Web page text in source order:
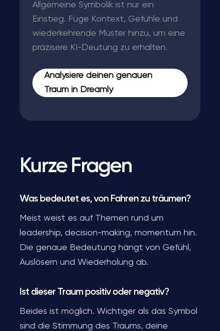
Allgemeine Symbolik ist nur ein
Einstieg. Füge Kontext, Gefühle und
wiederkehrende Muster hinzu, um eine
präzisere KI-Deutung zu erhalten.
Analysiere deinen genauen
Traum in Dreamly
Kurze Fragen
Was bedeutet es, von Fahren zu träumen?
Meist weist es auf Themen rund um
leadership, decision-making, momentum hin.
Die genaue Bedeutung hängt von Gefühl,
Auslösern und Wiederholung ab.
Ist dieser Traum positiv oder negativ?
Beides ist möglich. Wichtiger als das Symbol
sind die Stimmung des Traums, deine